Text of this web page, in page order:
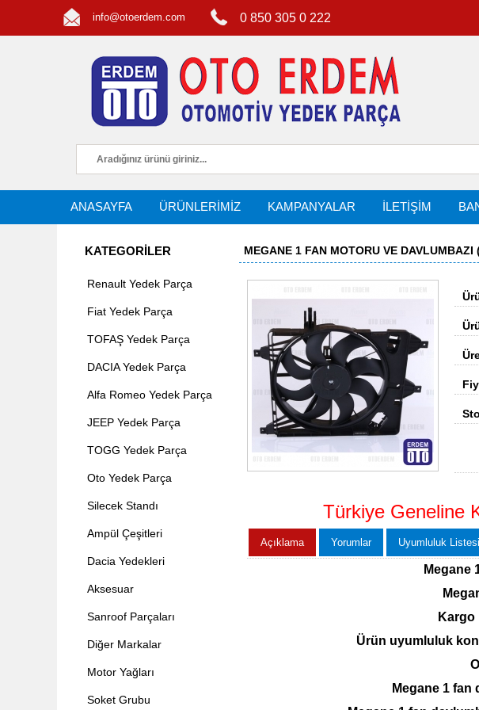
info@otoerdem.com 0 850 305 0 222
ANASAYFA ÜRÜNLERİMİZ KAMPANYALAR İLETİŞİM
KATEGORİLER
Renault Yedek Parça
Fiat Yedek Parça
TOFAŞ Yedek Parça
DACIA Yedek Parça
Alfa Romeo Yedek Parça
JEEP Yedek Parça
TOGG Yedek Parça
Oto Yedek Parça
Silecek Standı
Ampül Çeşitleri
Dacia Yedekleri
Aksesuar
Sanroof Parçaları
Diğer Markalar
Motor Yağları
Soket Grubu
MEGANE 1 FAN MOTORU VE
Türkiye Geneline
Açıklama Yorumlar Uyumluluk Listesi
Megane
Kargo
Ürün uyumluluk
Megane 1 fan